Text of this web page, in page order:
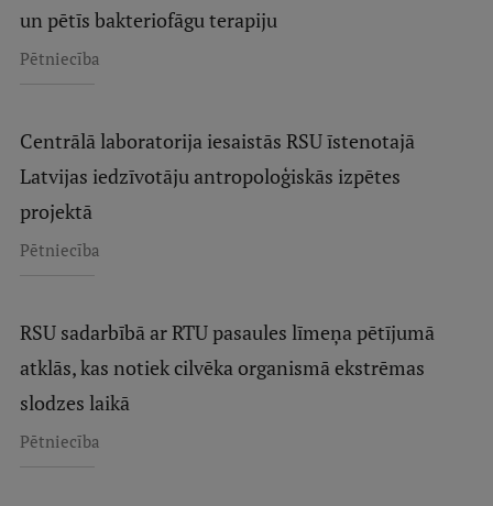
un pētīs bakteriofāgu terapiju
Pētniecība
Centrālā laboratorija iesaistās RSU īstenotajā
Latvijas iedzīvotāju antropoloģiskās izpētes
projektā
Pētniecība
RSU sadarbībā ar RTU pasaules līmeņa pētījumā
atklās, kas notiek cilvēka organismā ekstrēmas
slodzes laikā
Pētniecība